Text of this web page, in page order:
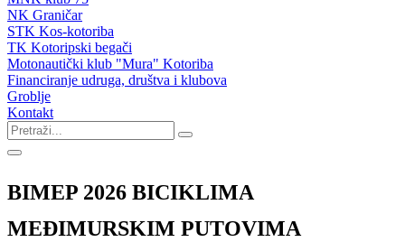
NK Graničar
STK Kos-kotoriba
TK Kotoripski begači
Motonautički klub "Mura" Kotoriba
Financiranje udruga, društva i klubova
Groblje
Kontakt
BIMEP 2026 BICIKLIMA
MEĐIMURSKIM PUTOVIMA